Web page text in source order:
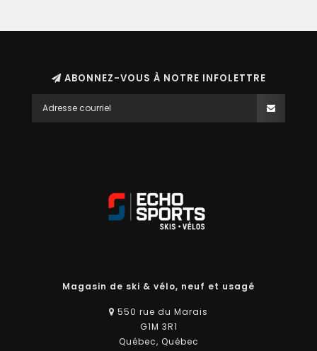
ABONNEZ-VOUS À NOTRE INFOLETTRE
Magasin de ski & vélo, neuf et usagé
550 rue du Marais
G1M 3R1
Québec, Québec